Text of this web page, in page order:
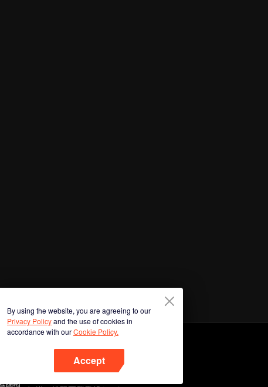
By using the website, you are agreeing to our
Privacy Policyand the use of cookies in
accordance with ourCookie Policy.
Accept